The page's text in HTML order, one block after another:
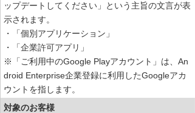
ップデートしてください」という主旨の文言が表
示されます。
・「個別アプリケーション」
・「企業許可アプリ」
※「ご利用中のGoogle Playアカウント」は、An
droid Enterprise企業登録に利用したGoogleアカ
ウントを指します。
対象のお客様